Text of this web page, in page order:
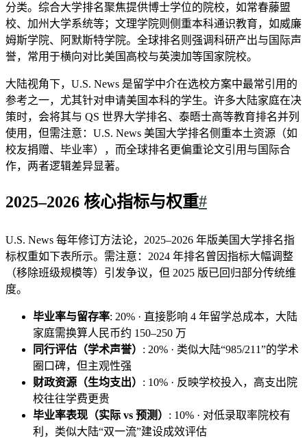
分类。综合大学排名聚焦提供博士学位的院校，如常春藤盟
校、加州大学系统等；文理学院则侧重本科通识教育，如威廉
姆斯学院、阿默斯特学院。全球排名则强调科研产出与国际声
誉，常用于横向对比美国高校与英澳加等国家院校。
大陆视角下，U.S. News 是留学中介在选校方案中最常引用的
参考之一，尤其针对申请美国本科的学生。许多大陆家庭在决
策时，会将其与 QS 世界大学排名、泰晤士高等教育排名并列
使用，但需注意：U.S. News 美国大学排名侧重本土资源（如
校友捐赠、毕业率），而全球排名更偏重论文引用与国际合
作，两者逻辑差异显著。
2025–2026 核心指标与权重#
U.S. News 每年修订方法论，2025–2026 年版美国大学排名指
标权重如下表所示。需注意：2024 年排名曾因指标大幅调整
（移除班级规模等）引发争议，但 2025 版已回归部分传统维
度。
毕业率与留存率: 20% · 直接影响 4 年留学总成本，大陆
家庭需换算人民币约 150–250 万
同行评估（学术声誉） : 20% · 类似大陆“985/211”的学术
圈口碑，但主观性强
财政资源（生均支出） : 10% · 反映学校投入，高支出院
校往往学费更贵
毕业率表现（实际 vs 预测） : 10% · 对低录取率院校有
利，类似大陆“双一流”建设成效评估